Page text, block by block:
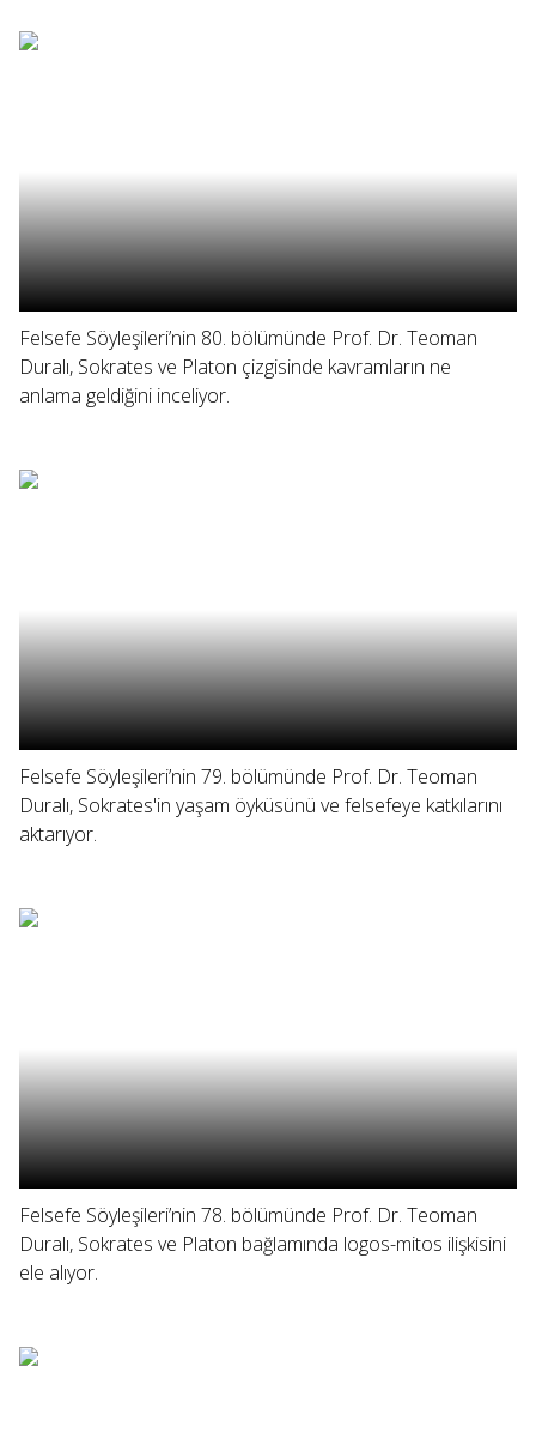
Felsefe Söyleşileri’nin 80. bölümünde Prof. Dr. Teoman
Duralı, Sokrates ve Platon çizgisinde kavramların ne
anlama geldiğini inceliyor.
Felsefe Söyleşileri’nin 79. bölümünde Prof. Dr. Teoman
Duralı, Sokrates'in yaşam öyküsünü ve felsefeye katkılarını
aktarıyor.
Felsefe Söyleşileri’nin 78. bölümünde Prof. Dr. Teoman
Duralı, Sokrates ve Platon bağlamında logos-mitos ilişkisini
ele alıyor.